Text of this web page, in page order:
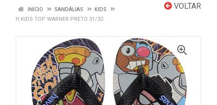
VOLTAR
INÍCIO SANDÁLIAS
KIDS
H.KIDS TOP WARNER PRETO 31/32